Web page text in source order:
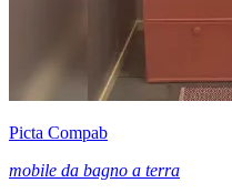
Picta Compab
mobile da bagno a terra